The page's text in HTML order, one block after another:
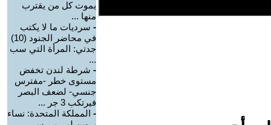
يموت كل من يقترب
منها ...
- سرديات ما لا يكتب
في محاضر الجنود (10)
جدتي: المرأة التي سب
...
- شرطة لندن تخفض
مستوى خطر -مفترس
جنسي- لضعف البصر
فيرتكب 3 جر ...
- المملكة المتحدة: نساء